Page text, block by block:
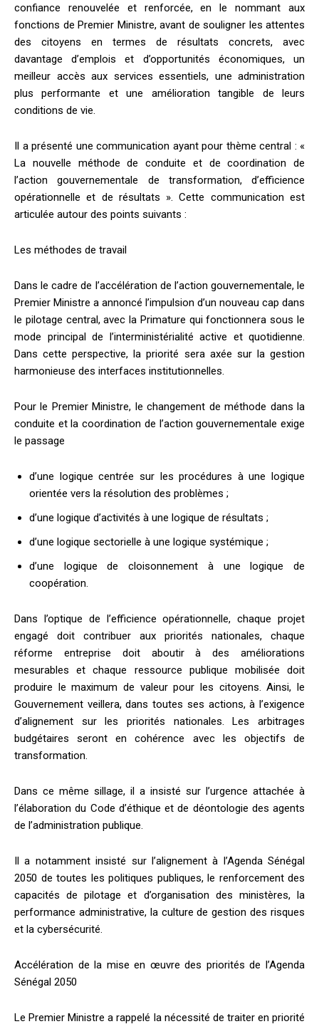
confiance renouvelée et renforcée, en le nommant aux
fonctions de Premier Ministre, avant de souligner les attentes
des citoyens en termes de résultats concrets, avec
davantage d’emplois et d’opportunités économiques, un
meilleur accès aux services essentiels, une administration
plus performante et une amélioration tangible de leurs
conditions de vie.
Il a présenté une communication ayant pour thème central : «
La nouvelle méthode de conduite et de coordination de
l’action gouvernementale de transformation, d’efficience
opérationnelle et de résultats ». Cette communication est
articulée autour des points suivants :
Les méthodes de travail
Dans le cadre de l’accélération de l’action gouvernementale, le
Premier Ministre a annoncé l’impulsion d’un nouveau cap dans
le pilotage central, avec la Primature qui fonctionnera sous le
mode principal de l’interministérialité active et quotidienne.
Dans cette perspective, la priorité sera axée sur la gestion
harmonieuse des interfaces institutionnelles.
Pour le Premier Ministre, le changement de méthode dans la
conduite et la coordination de l’action gouvernementale exige
le passage
d’une logique centrée sur les procédures à une logique
orientée vers la résolution des problèmes ;
d’une logique d’activités à une logique de résultats ;
d’une logique sectorielle à une logique systémique ;
d’une logique de cloisonnement à une logique de
coopération.
Dans l’optique de l’efficience opérationnelle, chaque projet
engagé doit contribuer aux priorités nationales, chaque
réforme entreprise doit aboutir à des améliorations
mesurables et chaque ressource publique mobilisée doit
produire le maximum de valeur pour les citoyens. Ainsi, le
Gouvernement veillera, dans toutes ses actions, à l’exigence
d’alignement sur les priorités nationales. Les arbitrages
budgétaires seront en cohérence avec les objectifs de
transformation.
Dans ce même sillage, il a insisté sur l’urgence attachée à
l’élaboration du Code d’éthique et de déontologie des agents
de l’administration publique.
Il a notamment insisté sur l’alignement à l’Agenda Sénégal
2050 de toutes les politiques publiques, le renforcement des
capacités de pilotage et d’organisation des ministères, la
performance administrative, la culture de gestion des risques
et la cybersécurité.
Accélération de la mise en œuvre des priorités de l’Agenda
Sénégal 2050
Le Premier Ministre a rappelé la nécessité de traiter en priorité